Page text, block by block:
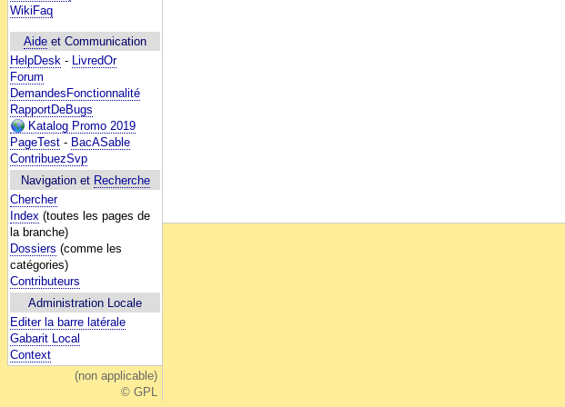
WikiFaq
Aide et Communication
HelpDesk - LivredOr
Forum
DemandesFonctionnalité
RapportDeBugs
Katalog Promo 2019
PageTest - BacASable
ContribuezSvp
Navigation et Recherche
Chercher
Index (toutes les pages de
la branche)
Dossiers (comme les
catégories)
Contributeurs
Administration Locale
Editer la barre latérale
Gabarit Local
Context
(non applicable)
© GPL